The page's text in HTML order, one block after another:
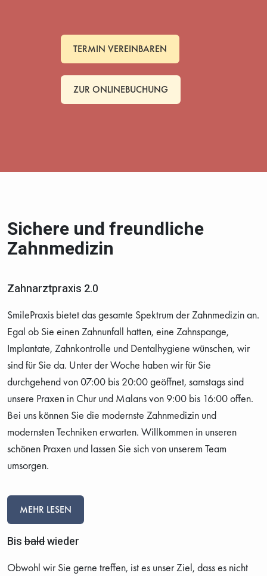
TERMIN VEREINBAREN
ZUR ONLINEBUCHUNG
Sichere und freundliche
Zahnmedizin
Zahnarztpraxis 2.0
SmilePraxis bietet das gesamte Spektrum der Zahnmedizin an.
Egal ob Sie einen Zahnunfall hatten, eine Zahnspange,
Implantate, Zahnkontrolle und Dentalhygiene wünschen, wir
sind für Sie da. Unter der Woche haben wir für Sie
durchgehend von 07:00 bis 20:00 geöffnet, samstags sind
unsere Praxen in Chur und Malans von 9:00 bis 16:00 offen.
Bei uns können Sie die modernste Zahnmedizin und
modernsten Techniken erwarten. Willkommen in unseren
schönen Praxen und lassen Sie sich von unserem Team
umsorgen.
MEHR LESEN
Bisbaldwieder
Obwohl wir Sie gerne treffen, ist es unser Ziel, dass es nicht